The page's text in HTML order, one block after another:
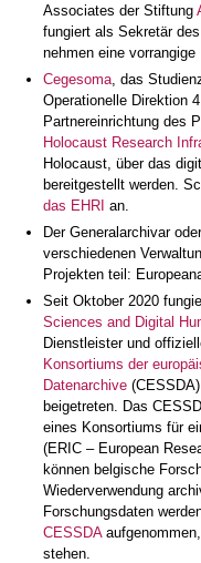
Associates der Stiftung
fungiert als Sekretär
nehmen eine
Cegesoma, das
Operationelle Direktion
Partnereinrichtung des
Holocaust Research
Holocaust, über das
bereitgestellt werden.
das EHRI an.
Der Generalarchivar
verschiedenen
Projekten teil:
Seit Oktober 2020
Sciences and Digital
Dienstleister und
Konsortiums der
Datenarchive
beigetreten. Das
eines Konsortiums für
(ERIC –European
können belgische
Wiederverwendung
Forschungsdaten
CESSDA
stehen.